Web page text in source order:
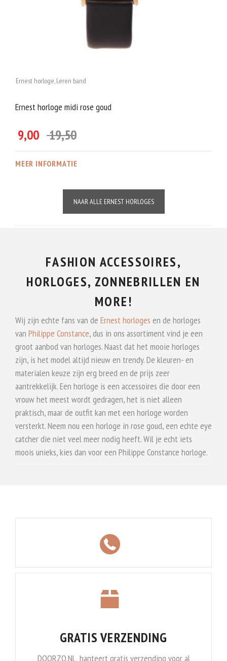
Ernest horloge,Leren band
Ernest horloge midi rose goud
19,50
9,00
MEER INFORMATIE
NAAR ALLE ERNEST HORLOGES
FASHION ACCESSOIRES,
HORLOGES, ZONNEBRILLEN EN
MORE!
Wij zijn echte fans van de Ernest horloges en de horloges
van Philippe Constance, dus in ons assortiment vind je een
groot aanbod van horloges. Naast dat het mooie horloges
zijn, is het model altijd nieuw en trendy. De kleuren- en
materialen keuze zijn erg breed en de prijs zeer
aantrekkelijk. Een horloge is een accessoires die door een
vrouw het meest wordt gedragen, het is niet alleen
praktisch, maar de outfit kan met een horloge worden
versterkt. Neem nou een horloge in rose goud, een echte eye
catcher die niet veel meer nodig heeft. Wil je echt iets
moois unieks, kies dan voor een Philippe Constance horloge.
GRATIS VERZENDING
DOORZO.NL hanteert gratis verzending voor al